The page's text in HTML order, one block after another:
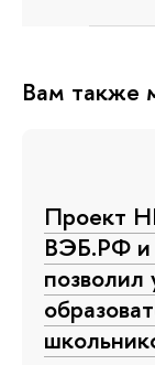
Вам также
Проект
ВЭБ.РФ и
позволил